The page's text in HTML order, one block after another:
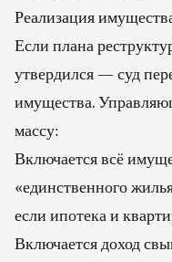
Реализация
Если плана
утвердился — суд
имущества.
массу:
Включается всё
«единственного
если ипотека и
Включается доход